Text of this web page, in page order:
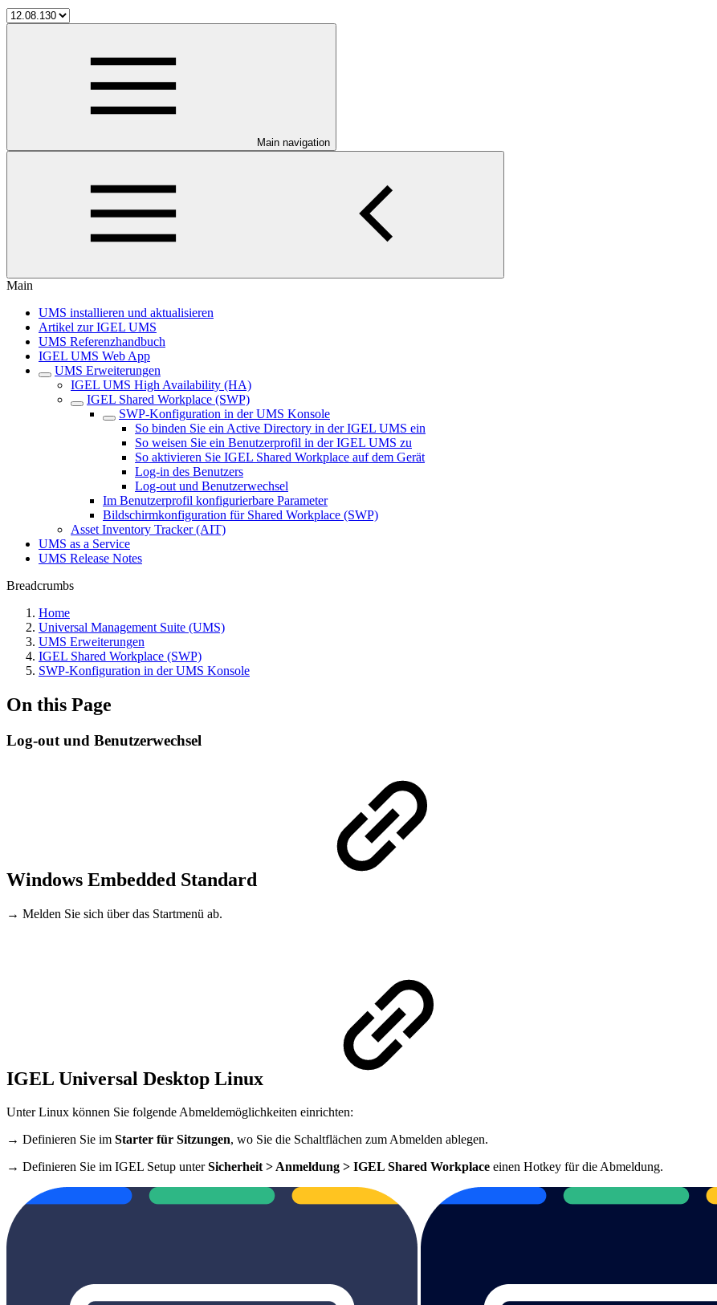
Main navigation
Main
UMS installieren und aktualisieren
Artikel zur IGEL UMS
UMS Referenzhandbuch
IGEL UMS Web App
UMS Erweiterungen
IGEL UMS High Availability (HA)
IGEL Shared Workplace (SWP)
SWP-Konfiguration in der UMS Konsole
So binden Sie ein Active Directory in der IGEL UMS ein
So weisen Sie ein Benutzerprofil in der IGEL UMS zu
So aktivieren Sie IGEL Shared Workplace auf dem Gerät
Log-in des Benutzers
Log-out und Benutzerwechsel
Im Benutzerprofil konfigurierbare Parameter
Bildschirmkonfiguration für Shared Workplace (SWP)
Asset Inventory Tracker (AIT)
UMS as a Service
UMS Release Notes
Breadcrumbs
Home
Universal Management Suite (UMS)
UMS Erweiterungen
IGEL Shared Workplace (SWP)
SWP-Konfiguration in der UMS Konsole
On this Page
Log-out und Benutzerwechsel
Windows Embedded Standard
→ Melden Sie sich über das Startmenü ab.
IGEL Universal Desktop Linux
Unter Linux können Sie folgende Abmeldemöglichkeiten einrichten:
→ Definieren Sie im Starter für Sitzungen, wo Sie die Schaltflächen zum Abmelden ablegen.
→ Definieren Sie im IGEL Setup unterSicherheit > Anmeldung > IGEL Shared Workplace einen Hotkey für die Abmeldung.